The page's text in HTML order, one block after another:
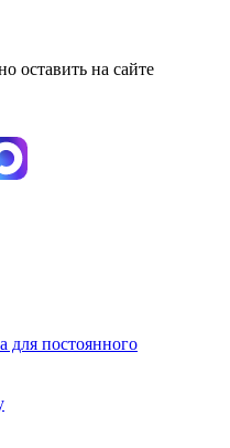
оставить на сайте
для постоянного